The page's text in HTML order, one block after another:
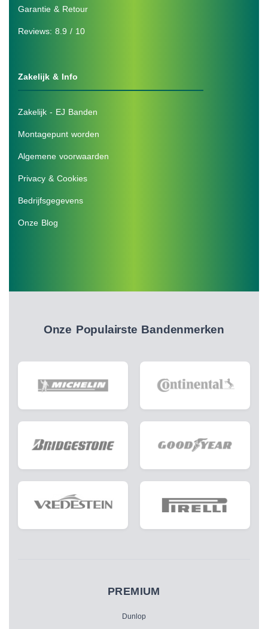
Garantie & Retour
Reviews: 8.9 / 10
Zakelijk & Info
Zakelijk - EJ Banden
Montagepunt worden
Algemene voorwaarden
Privacy & Cookies
Bedrijfsgegevens
Onze Blog
Onze Populairste Bandenmerken
PREMIUM
Dunlop